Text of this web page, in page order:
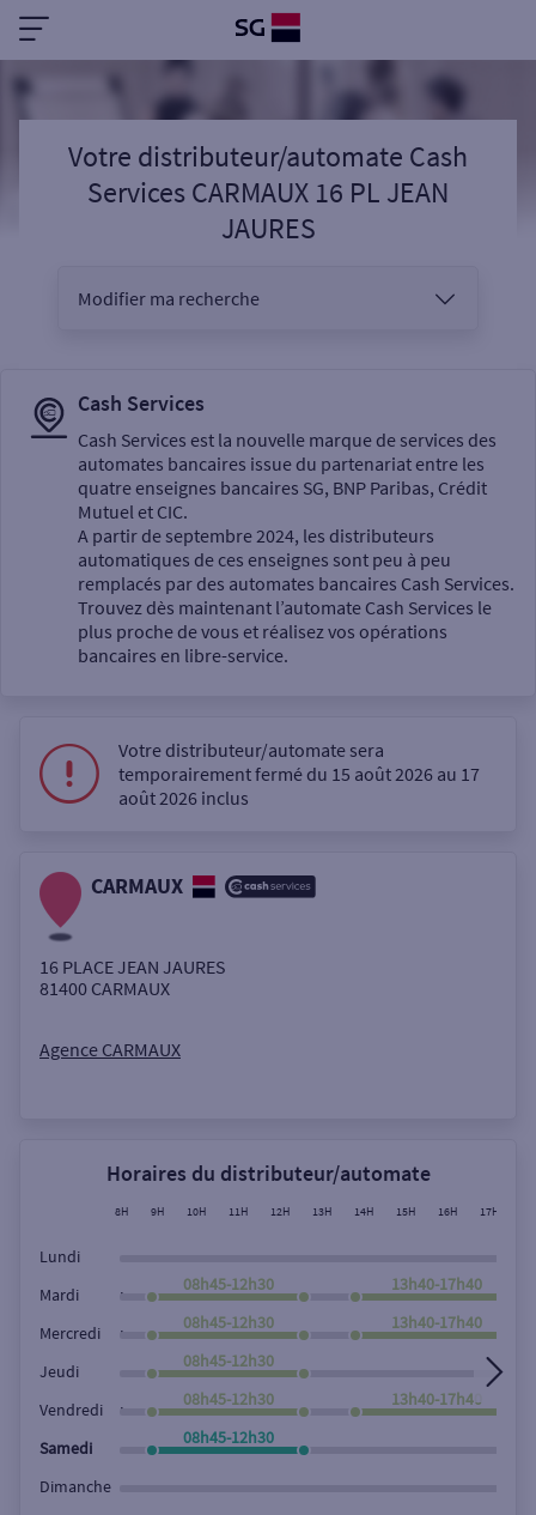
Votre distributeur/automate Cash
Services CARMAUX 16 PL JEAN
JAURES
Modifier ma recherche
Sélectionnez votre recherche
Un service
Autour de moi
Ville / Code postal
Rue
Cash Services
Cash Services est la nouvelle marque de services des
automates bancaires issue du partenariat entre les
quatre enseignes bancaires SG, BNP Paribas, Crédit
Mutuel et CIC.
A partir de septembre 2024, les distributeurs
automatiques de ces enseignes sont peu à peu
remplacés par des automates bancaires Cash Services.
Trouvez dès maintenant l’automate Cash Services le
plus proche de vous et réalisez vos opérations
bancaires en libre-service.
Votre distributeur/automate sera
temporairement fermé du 15 août 2026 au 17
août 2026 inclus
CARMAUX
16 PLACE JEAN JAURES
81400 CARMAUX
Agence CARMAUX
Horaires du distributeur/automate
8H 9H 10H 11H 12H 13H 14H 15H 16H 17H
Lundi
Mardi
08h45-12h30
, 13h40-17h40
Mercredi
08h45-12h30
, 13h40-17h40
Jeudi
08h45-12h30
Vendredi
08h45-12h30
, 13h40-17h40
Samedi
08h45-12h30
Dimanche